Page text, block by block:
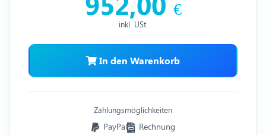
€
inkl. USt.
In den Warenkorb
Zahlungsmöglichkeiten
PayPal Rechnung